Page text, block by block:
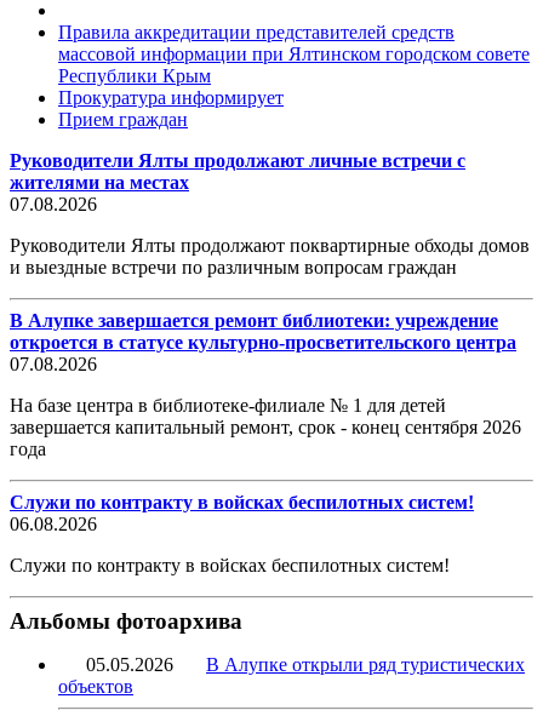
Правила аккредитации представителей средств
массовой информации при Ялтинском городском совете
Республики Крым
Прокуратура информирует
Прием граждан
Руководители Ялты продолжают личные встречи с
жителями на местах
07.08.2026
Руководители Ялты продолжают поквартирные обходы домов
и выездные встречи по различным вопросам граждан
В Алупке завершается ремонт библиотеки: учреждение
откроется в статусе культурно-просветительского центра
07.08.2026
На базе центра в библиотеке-филиале № 1 для детей
завершается капитальный ремонт, срок - конец сентября 2026
года
Служи по контракту в войсках беспилотных систем!
06.08.2026
Служи по контракту в войсках беспилотных систем!
Альбомы фотоархива
05.05.2026
В Алупке открыли ряд туристических
объектов